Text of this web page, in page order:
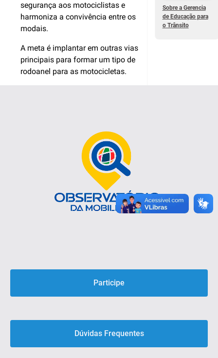
segurança aos motociclistas e
harmoniza a convivência entre os
modais.
A meta é implantar em outras vias
principais para formar um tipo de
rodoanel para as motocicletas.
Sobre a Gerencia
de Educação para
o Trânsito
Participe
Dúvidas Frequentes